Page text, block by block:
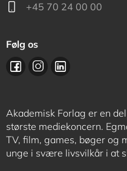
+45 70 24 00 00
Følg os
Akademisk Forlag er en
største mediekoncern.
TV, film, games, bøger og
unge i svære livsvilkår i at